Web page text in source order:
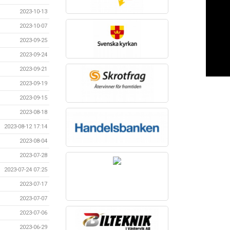
2023-10-13
2023-10-07
2023-09-25
2023-09-24
2023-09-21
2023-09-19
2023-09-15
2023-08-18
2023-08-12 17:14
2023-08-04
2023-07-28
2023-07-24 07:25
2023-07-17
2023-07-07
2023-07-06
2023-06-29